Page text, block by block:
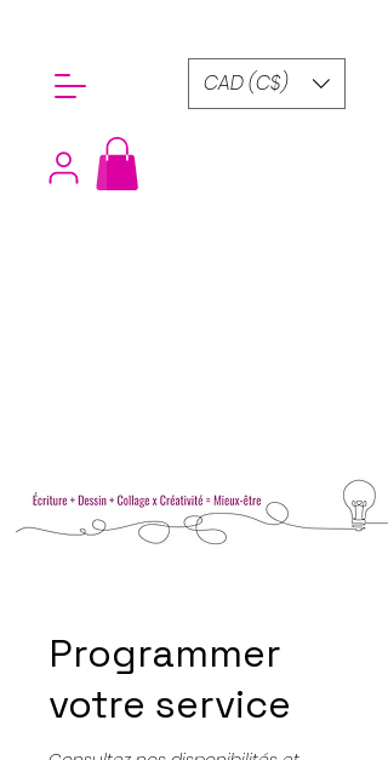
CAD (C$)
Programmer
votre service